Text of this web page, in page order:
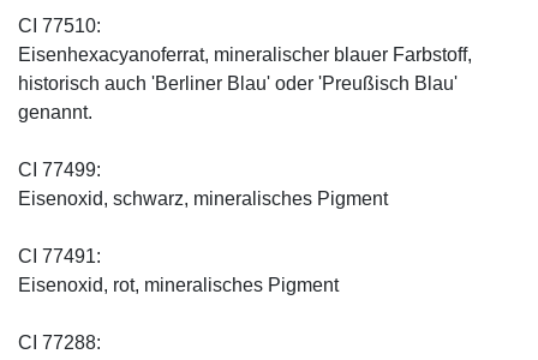
CI 77510:
Eisenhexacyanoferrat, mineralischer blauer Farbstoff,
historisch auch 'Berliner Blau' oder 'Preußisch Blau'
genannt.
CI 77499:
Eisenoxid, schwarz, mineralisches Pigment
CI 77491:
Eisenoxid, rot, mineralisches Pigment
CI 77288: